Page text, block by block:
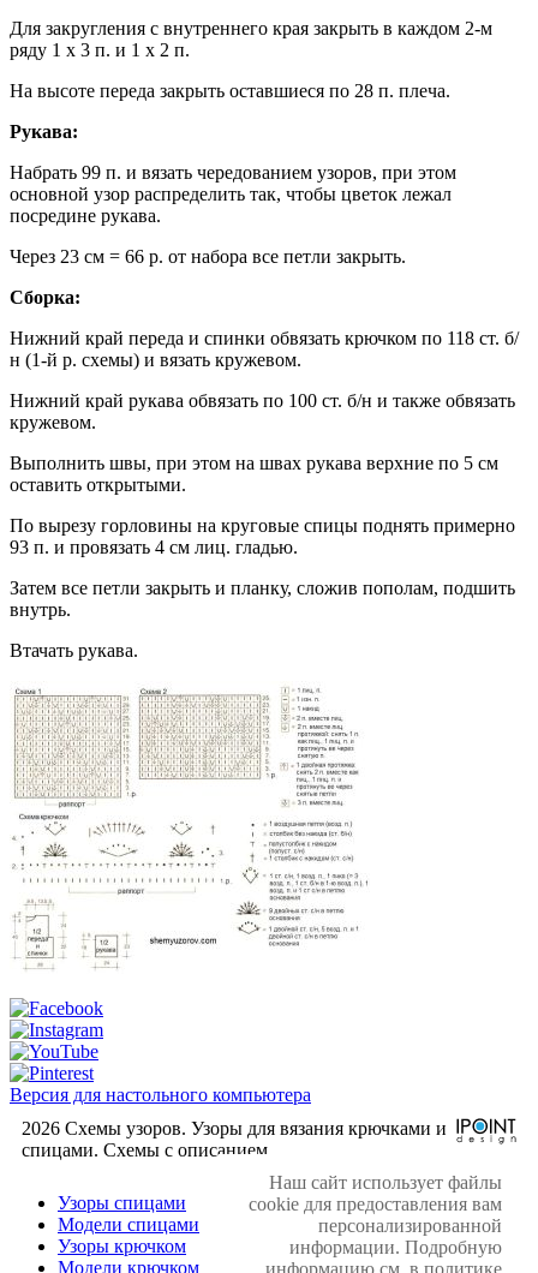
Для закругления с внутреннего края закрыть в каждом 2-м
ряду 1 х 3 п. и 1 х 2 п.
На высоте переда закрыть оставшиеся по 28 п. плеча.
Рукава:
Набрать 99 п. и вязать чередованием узоров, при этом
основной узор распределить так, чтобы цветок лежал
посредине рукава.
Через 23 см = 66 р. от набора все петли закрыть.
Сборка:
Нижний край переда и спинки обвязать крючком по 118 ст. б/
н (1-й р. схемы) и вязать кружевом.
Нижний край рукава обвязать по 100 ст. б/н и также обвязать
кружевом.
Выполнить швы, при этом на швах рукава верхние по 5 см
оставить открытыми.
По вырезу горловины на круговые спицы поднять примерно
93 п. и провязать 4 см лиц. гладью.
Затем все петли закрыть и планку, сложив пополам, подшить
внутрь.
Втачать рукава.
Версия для настольного компьютера
2026 Схемы узоров. Узоры для вязания крючками и
спицами. Cхемы с описанием.
Узоры спицами
Модели спицами
Узоры крючком
Модели крючком
Наш сайт использует файлы
cookie для предоставления вам
персонализированной
информации. Подробную
информацию см. в политике